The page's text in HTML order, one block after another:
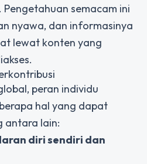
semacam ini
nyawa, dan informasinya
lewat konten yang
peran individu
hal yang dapat
antara lain:
diri sendiri dan